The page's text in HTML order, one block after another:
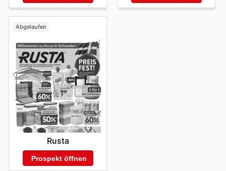
Abgelaufen
Rusta
Prospekt öffnen